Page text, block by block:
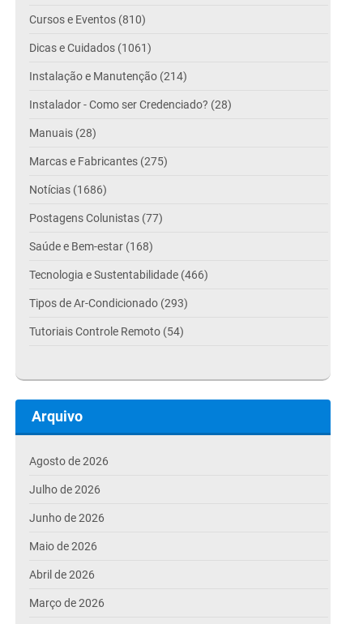
Cursos e Eventos (810)
Dicas e Cuidados (1061)
Instalação e Manutenção (214)
Instalador - Como ser Credenciado? (28)
Manuais (28)
Marcas e Fabricantes (275)
Notícias (1686)
Postagens Colunistas (77)
Saúde e Bem-estar (168)
Tecnologia e Sustentabilidade (466)
Tipos de Ar-Condicionado (293)
Tutoriais Controle Remoto (54)
Arquivo
Agosto de 2026
Julho de 2026
Junho de 2026
Maio de 2026
Abril de 2026
Março de 2026